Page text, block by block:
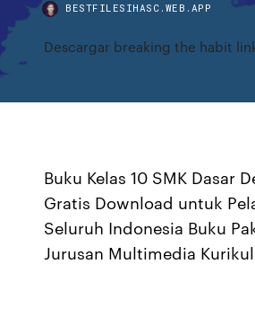
BESTFILESIHASC.WEB.APP
Descargar breaking the habit
Buku Kelas 10 SMK Dasar
Gratis Download untuk
Seluruh Indonesia Buku
Jurusan Multimedia